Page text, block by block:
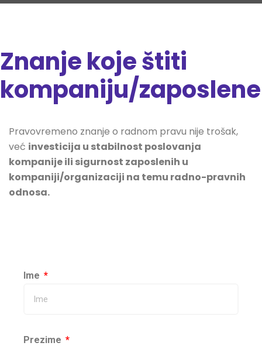
Znanje koje štiti
kompaniju/zaposlene
Pravovremeno znanje o radnom pravu nije trošak,
već investicija u stabilnost poslovanja
kompanije ili sigurnost zaposlenih u
kompaniji/organizaciji na temu radno-pravnih
odnosa.
Ime
Prezime